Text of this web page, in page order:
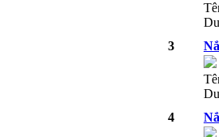
3
4